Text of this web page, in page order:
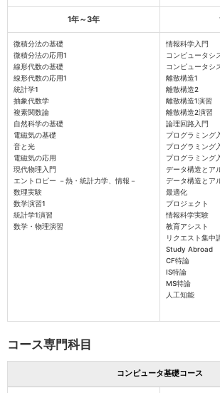
1年～3年
微積分法の基礎
微積分法の応用1
線形代数の基礎
線形代数の応用1
統計学1
抽象代数学
複素関数論
自然科学の基礎
電磁気の基礎
音と光
電磁気の応用
現代物理入門
エントロピー －熱・統計力学、情報－
数理実験
数学演習1
統計学1演習
数学・物理演習
情報科学入門
コンピュータシ
コンピュータシ
離散構造1
離散構造2
離散構造1演習
離散構造2演習
論理回路入門
プログラミング
プログラミング
プログラミング
データ構造とア
データ構造とア
最適化
プロジェクト
情報科学実験
教育アシスト
リクエスト集中
Study Abroad
CF特論
IS特論
MS特論
人工知能
コース専門科目
コンピュータ基礎コース